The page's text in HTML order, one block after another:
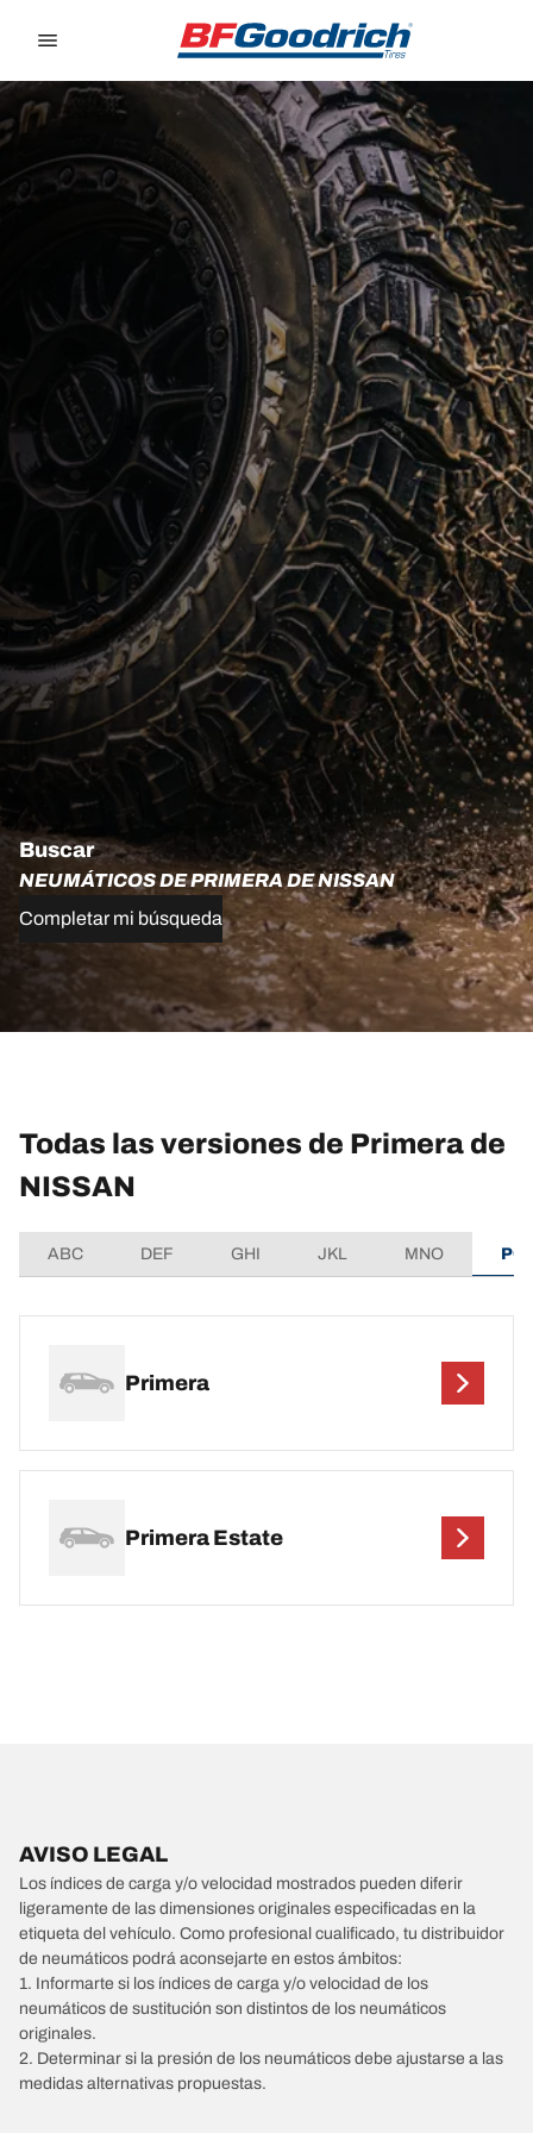
Buscar
NEUMÁTICOS DE PRIMERA DE NISSAN
Completar mi búsqueda
Todas las versiones de Primera de
NISSAN
ABC DEF GHI JKL MNO
Primera
Primera Estate
AVISO LEGAL
Los índices de carga y/o velocidad mostrados pueden diferir
ligeramente de las dimensiones originales especificadas en la
etiqueta del vehículo. Como profesional cualificado, tu distribuidor
de neumáticos podrá aconsejarte en estos ámbitos:
1. Informarte si los índices de carga y/o velocidad de los
neumáticos de sustitución son distintos de los neumáticos
originales.
2. Determinar si la presión de los neumáticos debe ajustarse a las
medidas alternativas propuestas.